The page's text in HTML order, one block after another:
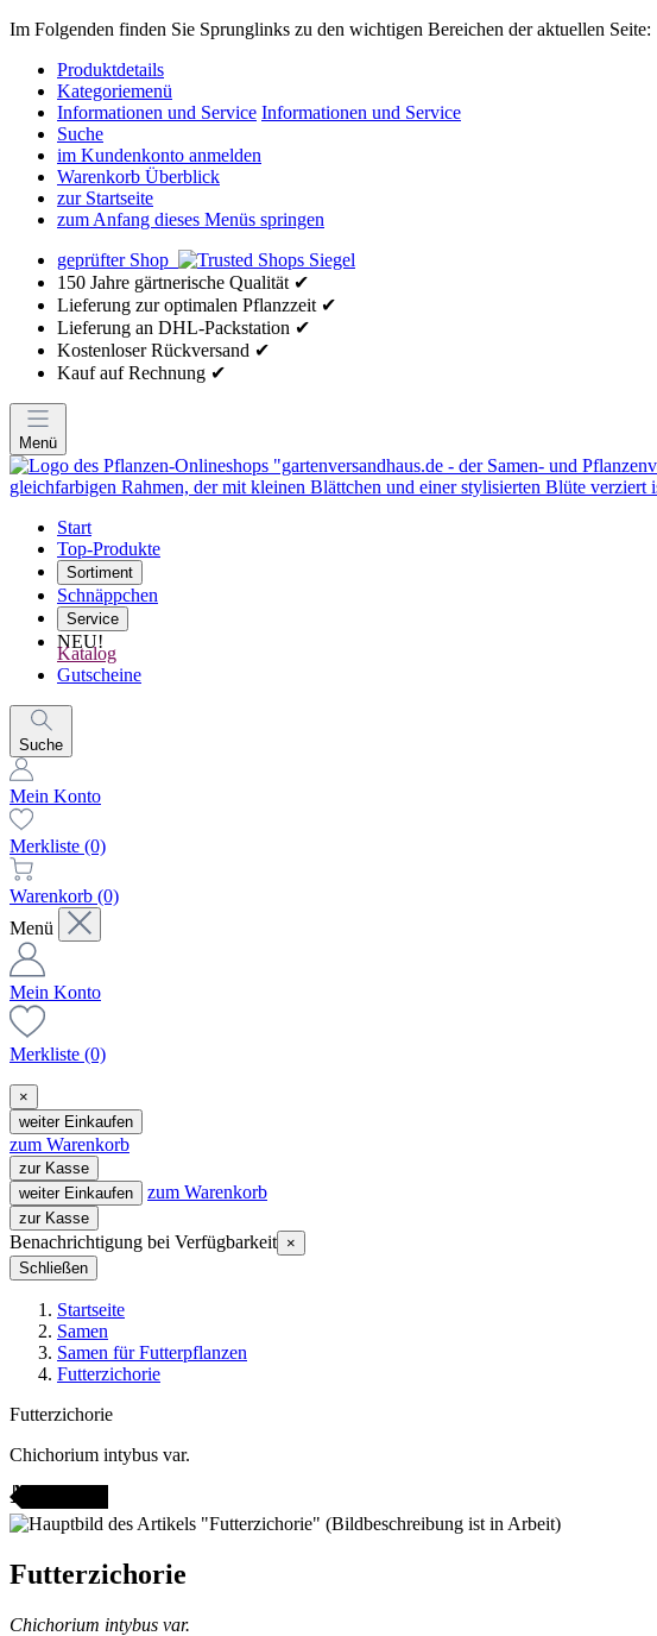
Im Folgenden finden Sie Sprunglinks zu den wichtigen Bereichen der aktuellen Seite:
Produktdetails
Kategoriemenü
Informationen und Service Informationen und Service
Suche
im Kundenkonto anmelden
Warenkorb Überblick
zur Startseite
zum Anfang dieses Menüs springen
geprüfter Shop
150 Jahre gärtnerische Qualität ✔
Lieferung zur optimalen Pflanzzeit ✔
Lieferung an DHL-Packstation ✔
Kostenloser Rückversand ✔
Kauf auf Rechnung ✔
Menü
Start
Top-Produkte
Sortiment
Schnäppchen
Service
NEU!
Katalog
Gutscheine
Suche
Mein Konto
Merkliste (0)
Warenkorb (0)
Menü
Mein Konto
Merkliste (0)
×
weiter Einkaufen
zum Warenkorb
zur Kasse
weiter Einkaufen
zum Warenkorb
zur Kasse
Benachrichtigung bei Verfügbarkeit ×
Schließen
Startseite
Samen
Samen für Futterpflanzen
Futterzichorie
Futterzichorie
Chichorium intybus var.
Futterzichorie
Chichorium intybus var.